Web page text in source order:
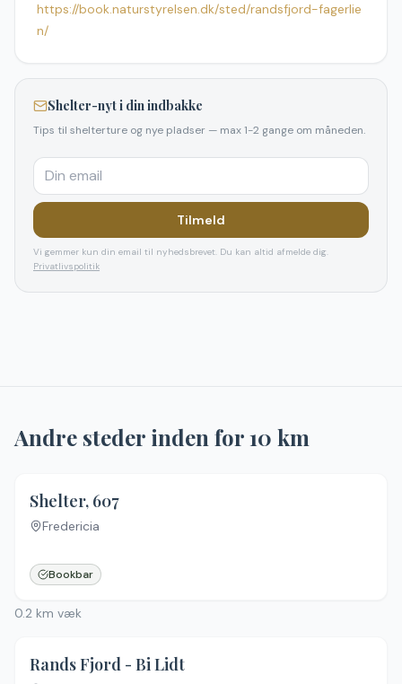
https://book.naturstyrelsen.dk/sted/randsfjord-fagerlie
n/
Shelter-nyt i din indbakke
Tips til shelterture og nye pladser — max 1-2 gange om måneden.
Tilmeld
Vi gemmer kun din email til nyhedsbrevet. Du kan altid afmelde dig.
Privatlivspolitik
Andre steder inden for10 km
Shelter, 607
Fredericia
Bookbar
0.2 km væk
Rands Fjord - Bi Lidt